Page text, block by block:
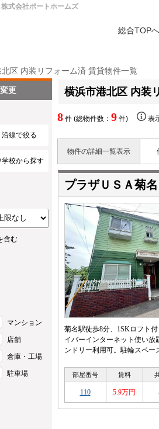
式会社ポートホームズ
総合TOPへ
区 内装リフォーム済 賃貸物件一覧
横浜市港北区 内装
8 件 (総物件数： 9 件) 表
物件の詳細一覧表示
プラザＵＳＡ菊名
菊名駅徒歩8分、1SKロフト
イバーインターネット使い放
ンドリー利用可。駐輪スペー
部屋番号 賃料
110 5.9万円
更
沿線で絞る
学校から探す
含む
マンション
店舗
倉庫・工場
駐車場